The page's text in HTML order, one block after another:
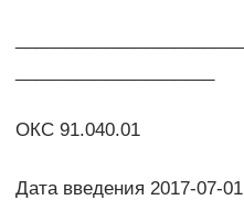
ОКС 91.040.01
Дата введения 2017-07-01